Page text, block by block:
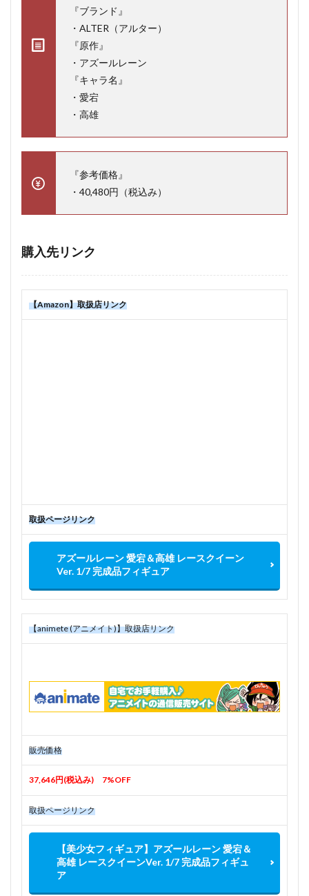
『ブランド』
・ALTER（アルター）
『原作』
・アズールレーン
『キャラ名』
・愛宕
・高雄
『参考価格』
・40,480円（税込み）
購入先リンク
【Amazon】取扱店リンク
取扱ページリンク
アズールレーン 愛宕＆高雄 レースクイーン
Ver. 1/7 完成品フィギュア
【animete (アニメイト)】取扱店リンク
販売価格
37,646円(税込み) 7%OFF
取扱ページリンク
【美少女フィギュア】アズールレーン 愛宕＆
高雄 レースクイーンVer. 1/7 完成品フィギュ
ア